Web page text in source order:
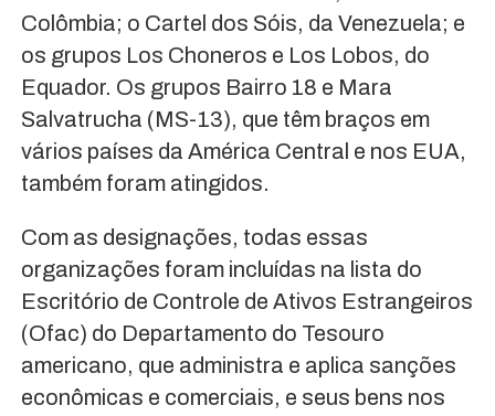
Colômbia; o Cartel dos Sóis, da Venezuela; e
os grupos Los Choneros e Los Lobos, do
Equador. Os grupos Bairro 18 e Mara
Salvatrucha (MS-13), que têm braços em
vários países da América Central e nos EUA,
também foram atingidos.
Com as designações, todas essas
organizações foram incluídas na lista do
Escritório de Controle de Ativos Estrangeiros
(Ofac) do Departamento do Tesouro
americano, que administra e aplica sanções
econômicas e comerciais, e seus bens nos